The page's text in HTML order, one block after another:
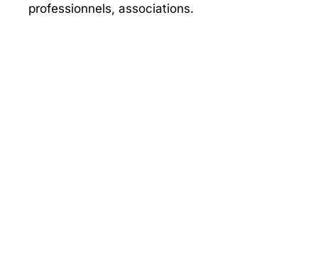
professionnels, associations.